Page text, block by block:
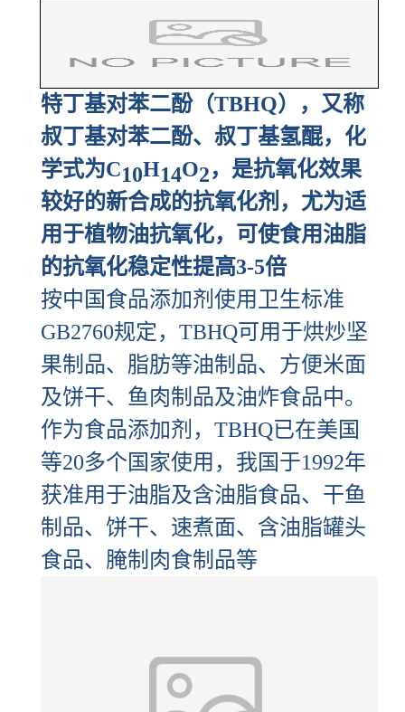
特丁基对苯二酚（TBHQ），又称
叔丁基对苯二酚、叔丁基氢醌，化
学式为C10H14O2，是抗氧化效果
较好的新合成的抗氧化剂，尤为适
用于植物油抗氧化，可使食用油脂
的抗氧化稳定性提高3-5倍
按中国食品添加剂使用卫生标准
GB2760规定，TBHQ可用于烘炒坚
果制品、脂肪等油制品、方便米面
及饼干、鱼肉制品及油炸食品中。
作为食品添加剂，TBHQ已在美国
等20多个国家使用，我国于1992年
获准用于油脂及含油脂食品、干鱼
制品、饼干、速煮面、含油脂罐头
食品、腌制肉食制品等